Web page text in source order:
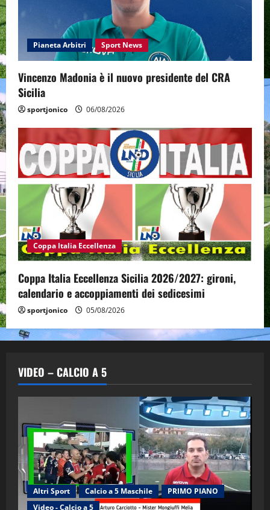
Pianeta Arbitri Sport News
Vincenzo Madonia è il nuovo presidente del CRA
Sicilia
sportjonico 06/08/2026
Coppa Italia Eccellenza
Coppa Italia Eccellenza Sicilia 2026/2027: gironi,
calendario e accoppiamenti dei sedicesimi
sportjonico 05/08/2026
VIDEO – CALCIO A 5
Altri Sport Calcio a 5 Maschile
PRIMO PIANO
Video - Calcio a 5